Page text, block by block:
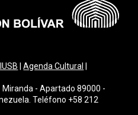
|Agenda Cultural
Miranda - Apartado 89000 -
Teléfono +58 212